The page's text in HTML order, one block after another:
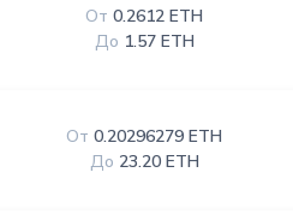
От 0.2612 ETH
До 1.57 ETH
От 0.20296279 ETH
До 23.20 ETH